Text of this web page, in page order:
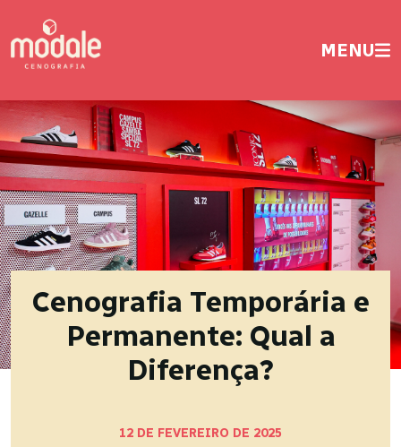
MENU
Cenografia Temporária e
Permanente: Qual a
Diferença?
12 DE FEVEREIRO DE 2025